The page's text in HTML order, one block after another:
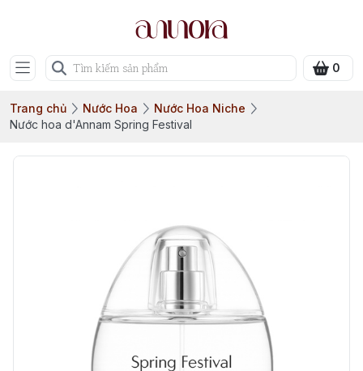
0
Trang chủ Nước Hoa
Nước Hoa Niche
Nước hoa d'Annam Spring Festival